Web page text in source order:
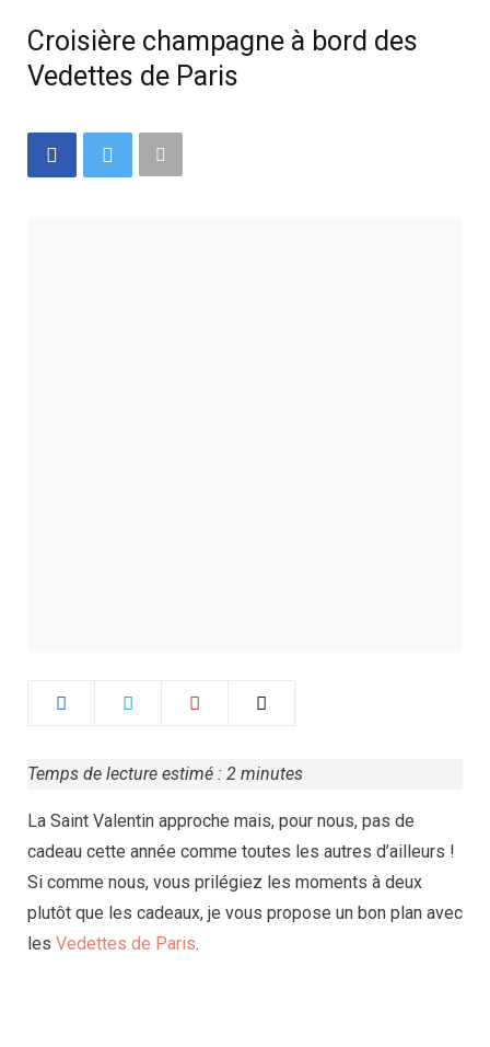
Croisière champagne à bord des
Vedettes de Paris
Temps de lecture estimé : 2 minutes
La Saint Valentin approche mais, pour nous, pas de
cadeau cette année comme toutes les autres d’ailleurs !
Si comme nous, vous prilégiez les moments à deux
plutôt que les cadeaux, je vous propose un bon plan avec
les Vedettes de Paris.